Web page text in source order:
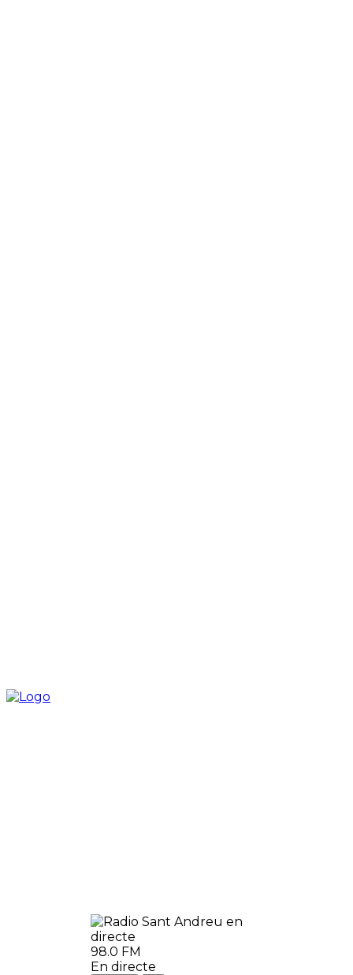
98.0 FM
En directe